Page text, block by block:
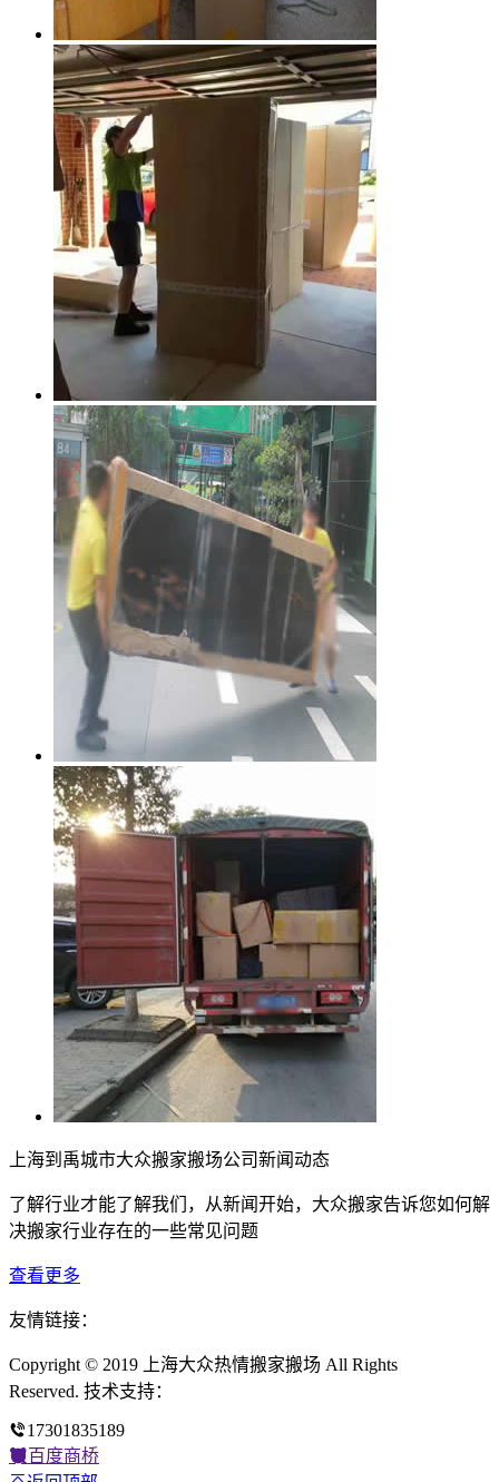
上海到禹城市大众搬家搬场公司新闻动态
了解行业才能了解我们，从新闻开始，大众搬家告诉您如何解
决搬家行业存在的一些常见问题
查看更多
友情链接：
Copyright © 2019 上海大众热情搬家搬场 All Rights
Reserved. 技术支持：
17301835189
百度商桥